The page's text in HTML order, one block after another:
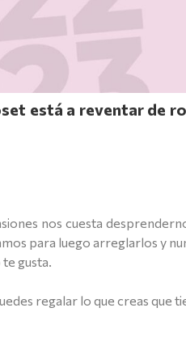
está a reventar de
nos cuesta
para luego arreglarlos y
gusta.
regalar lo que creas que